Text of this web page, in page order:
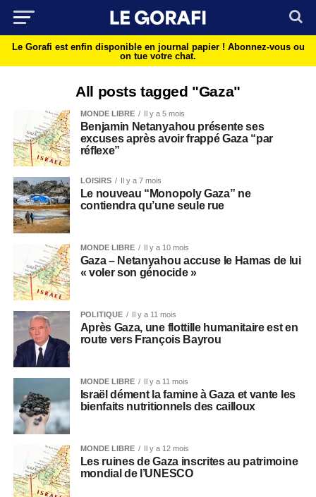
Le Gorafi est enfin disponible en journal papier ! Abonnez-vous ou
on tue votre chat.
All posts tagged "Gaza"
MONDE LIBRE Il y a 5 mois
Benjamin Netanyahou présente ses
excuses après avoir frappé Gaza “par
réflexe”
LOISIRS Il y a 7 mois
Le nouveau “Monopoly Gaza” ne
contiendra qu’une seule rue
MONDE LIBRE Il y a 10 mois
Gaza – Netanyahou accuse le Hamas de lui
« voler son génocide »
POLITIQUE Il y a 11 mois
Après Gaza, une flottille humanitaire est en
route vers François Bayrou
MONDE LIBRE Il y a 11 mois
Israël dément la famine à Gaza et vante les
bienfaits nutritionnels des cailloux
MONDE LIBRE Il y a 12 mois
Les ruines de Gaza inscrites au patrimoine
mondial de l’UNESCO